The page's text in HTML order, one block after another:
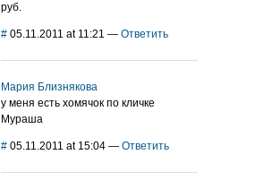
руб.
# 05.11.2011 at 11:21 — Ответить
Мария Близнякова
у меня есть хомячок по кличке
Мураша
# 05.11.2011 at 15:04 — Ответить